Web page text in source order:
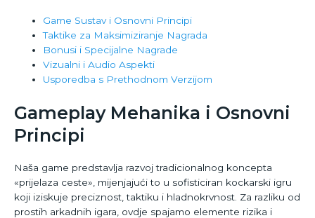
Game Sustav i Osnovni Principi
Taktike za Maksimiziranje Nagrada
Bonusi i Specijalne Nagrade
Vizualni i Audio Aspekti
Usporedba s Prethodnom Verzijom
Gameplay Mehanika i Osnovni
Principi
Naša game predstavlja razvoj tradicionalnog koncepta
«prijelaza ceste», mijenjajući to u sofisticirаn kockarski igru
koji iziskuje preciznost, taktiku i hladnokrvnost. Za razliku od
prostih arkadnih igara, ovdje spajamo elemente rizika i